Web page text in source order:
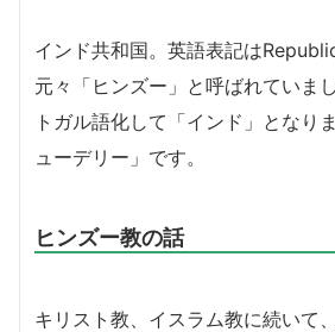
インド共和国。英語表記は
元々「ヒンズー」と呼ばれていま
トガル語化して「インド」となり
ューデリー」です。
ヒンズー教の話
キリスト教、イスラム教に続いて